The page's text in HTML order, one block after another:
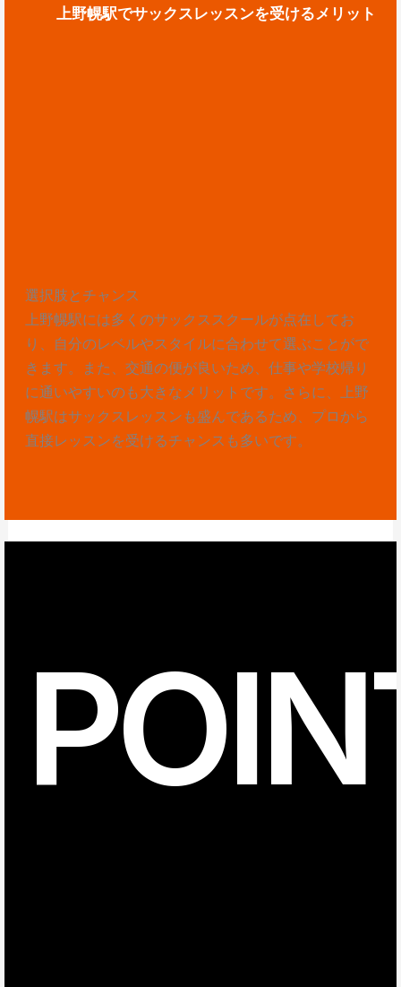
上野幌駅でサックスレッスンを受けるメリット
選択肢とチャンス
上野幌駅には多くのサックススクールが点在してお
り、自分のレベルやスタイルに合わせて選ぶことがで
きます。また、交通の便が良いため、仕事や学校帰り
に通いやすいのも大きなメリットです。さらに、上野
幌駅はサックスレッスンも盛んであるため、プロから
直接レッスンを受けるチャンスも多いです。